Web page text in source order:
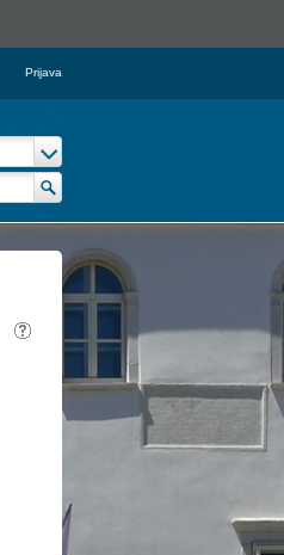
Prijava